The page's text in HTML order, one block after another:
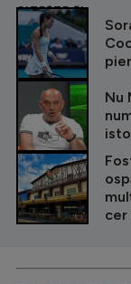
CITEȘTE ȘI
Nu
cer